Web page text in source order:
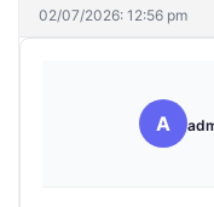
02/07/2026: 12:56 pm
A